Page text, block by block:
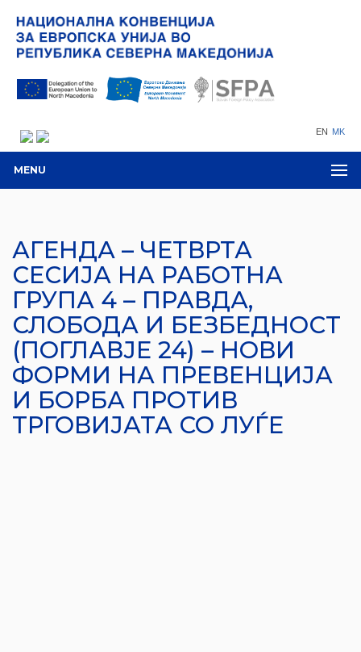
EN MK
MENU
АГЕНДА – ЧЕТВРТА
СЕСИЈА НА РАБОТНА
ГРУПА 4 – ПРАВДА,
СЛОБОДА И БЕЗБЕДНОСТ
(ПОГЛАВЈЕ 24) – НОВИ
ФОРМИ НА ПРЕВЕНЦИЈА
И БОРБА ПРОТИВ
ТРГОВИЈАТА СО ЛУЃЕ